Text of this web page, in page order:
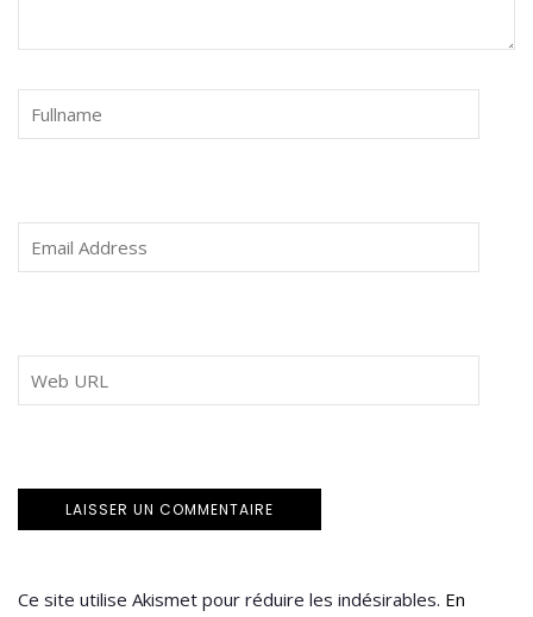
Ce site utilise Akismet pour réduire les indésirables. En